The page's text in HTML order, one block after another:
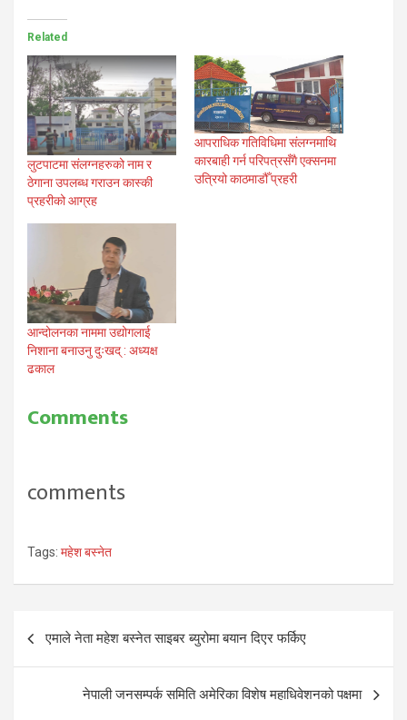
Related
लुटपाटमा संलग्नहरुको नाम र
ठेगाना उपलब्ध गराउन कास्की
प्रहरीको आग्रह
आपराधिक गतिविधिमा संलग्नमाथि
कारबाही गर्न परिपत्रसँगै एक्सनमा
उत्रियो काठमाडौँ प्रहरी
आन्दोलनका नाममा उद्योगलाई
निशाना बनाउनु दुःखद् : अध्यक्ष
ढकाल
Comments
comments
Tags: महेश बस्नेत
Post
navigation
एमाले नेता महेश बस्नेत साइबर ब्युरोमा बयान दिएर फर्किए
नेपाली जनसम्पर्क समिति अमेरिका विशेष महाधिवेशनको पक्षमा